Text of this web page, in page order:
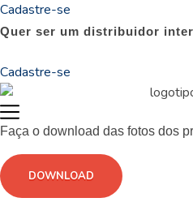
Cadastre-se
Quer ser um distribuidor
Cadastre-se
Faça o download das fotos dos
DOWNLOAD